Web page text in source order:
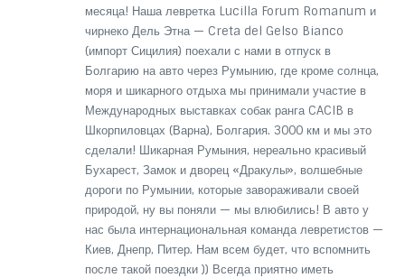
месяца! Наша левретка Lucilla Forum Romanum и
чирнеко Дель Этна — Creta del Gelso Bianco
(импорт Сицилия) поехали с нами в отпуск в
Болгарию на авто через Румынию, где кроме солнца,
моря и шикарного отдыха мы принимали участие в
Международных выставках собак ранга CACIB в
Шкорпиловцах (Варна), Болгария. 3000 км и мы это
сделали! Шикарная Румыния, нереально красивый
Бухарест, Замок и дворец «Дракулы», волшебные
дороги по Румынии, которые завораживали своей
природой, ну вы поняли — мы влюбились! В авто у
нас была интернациональная команда левретистов —
Киев, Днепр, Питер. Нам всем будет, что вспомнить
после такой поездки )) Всегда приятно иметь